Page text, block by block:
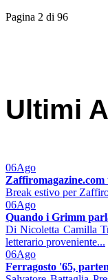
Pagina 2 di 96
Ultimi
06Ago
Zaffiromagazine.com
Break estivo per
06Ago
Quando i Grimm
Di Nicoletta Camilla
letterario proveniente...
06Ago
Ferragosto '65,